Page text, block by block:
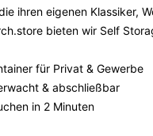
ihren eigenen Klassiker,
bieten wir Self
für Privat & Gewerbe
& abschließbar
in 2 Minuten